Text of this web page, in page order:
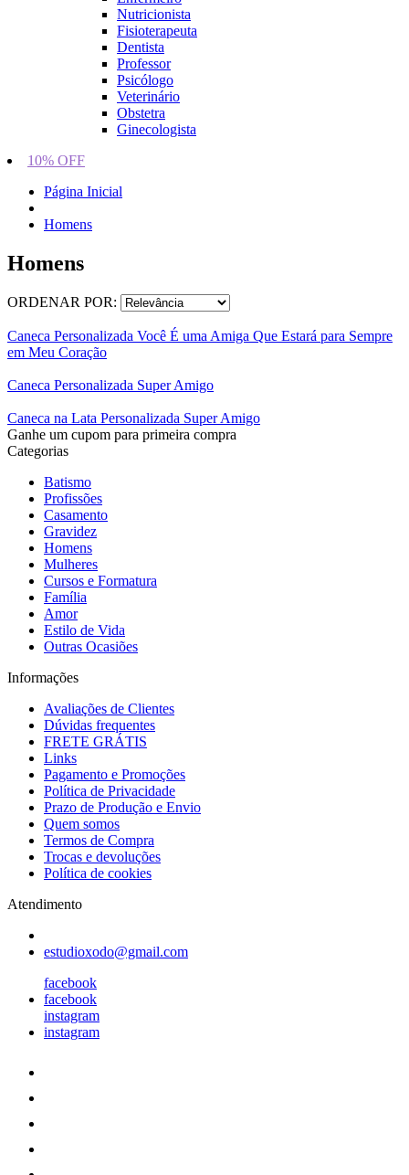
Nutricionista
Fisioterapeuta
Dentista
Professor
Psicólogo
Veterinário
Obstetra
Ginecologista
10% OFF
Página Inicial
Homens
Homens
ORDENAR POR:
Caneca Personalizada Você É uma Amiga Que Estará para Sempre
em Meu Coração
Caneca Personalizada Super Amigo
Caneca na Lata Personalizada Super Amigo
Ganhe um cupom para primeira compra
Categorias
Batismo
Profissões
Casamento
Gravidez
Homens
Mulheres
Cursos e Formatura
Família
Amor
Estilo de Vida
Outras Ocasiões
Informações
Avaliações de Clientes
Dúvidas frequentes
FRETE GRÁTIS
Links
Pagamento e Promoções
Política de Privacidade
Prazo de Produção e Envio
Quem somos
Termos de Compra
Trocas e devoluções
Política de cookies
Atendimento
estudioxodo@gmail.com
facebook
facebook
instagram
instagram